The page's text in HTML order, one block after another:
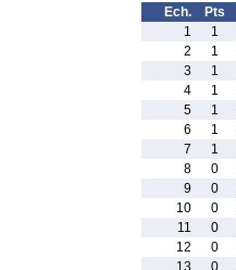
Ech. Pts
1
1
2
1
3
1
4
1
5
1
6
1
7
1
8
0
9
0
10
0
11
0
12
0
13
0